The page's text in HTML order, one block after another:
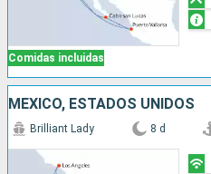
Comidas incluidas
MÉXICO, ESTADOS UNIDOS
Brilliant Lady 8 d